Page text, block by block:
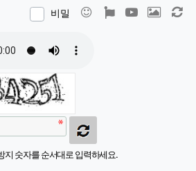
비밀 이모티콘폰트어썸
동영상 이미지
지 숫자를 순서대로 입력하세요.